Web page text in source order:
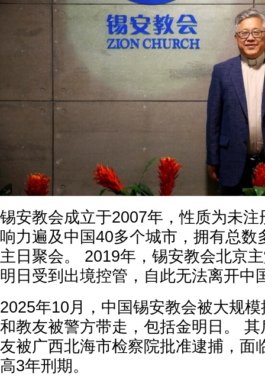
锡安教会成立于2007年，性质为未
响力遍及中国40多个城市，拥有总数
主日聚会。 2019年，锡安教会北京
明日受到出境控管，自此无法离开中
2025年10月，中国锡安教会被大规
和教友被警方带走，包括金明日。
友被广西北海市检察院批准逮捕，面
高3年刑期。